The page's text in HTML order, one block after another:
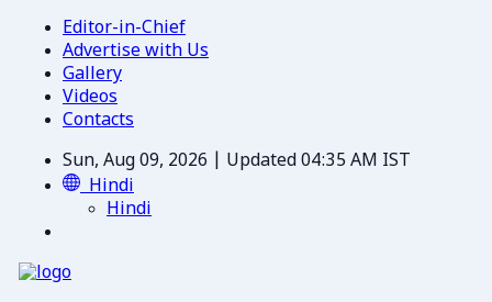
Editor-in-Chief
Advertise with Us
Gallery
Videos
Contacts
Sun, Aug 09, 2026 | Updated 04:35 AM IST
Hindi
Hindi